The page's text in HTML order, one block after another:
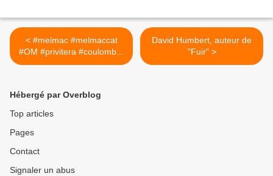
< #melmac #melmaccat
#OM #privitera #coulomb...
David Humbert, auteur de
"Fuir" >
Hébergé par Overblog
Top articles
Pages
Contact
Signaler un abus